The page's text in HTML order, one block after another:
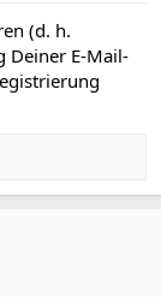
(d. h.
Deiner E-Mail-